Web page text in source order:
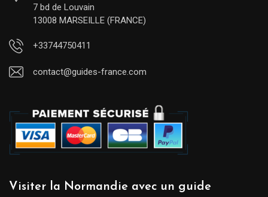
7 bd de Louvain
13008 MARSEILLE (FRANCE)
+33744750411
contact@guides-france.com
Visiter la Normandie avec un guide